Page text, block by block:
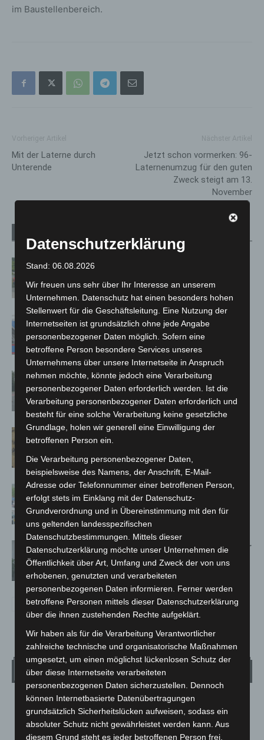
im Baustellenbereich.
Mit der Laterne durch
Unterende
Jetzt schon vormerken: 96-
Laternenumzug für den guten
Zweck steigt am 13.
November
Region Hannover: 21 neue
Kreuz
Mann läuft mit Hockeyschläger über
A7 – Polizei sucht Zeugen
Hannover: Polizei stoppt 166
Trunkenheitsfahrten bei
Großkontrolle
Hannover Klassik Open Air 2026:
Blaulichtmeile Langenhagen 2026:
Polizei, Feuerwehr und Rettung
hautnah erleben
Hannover: Polizei setzt Gaming-Koffer
für Prävention ein
Wetter
LANGENHAGEN
Klarer Himmel
22.7
Datenschutzerklärung
Stand: 06.08.2026
Wir freuen uns sehr über Ihr Interesse an unserem
Unternehmen. Datenschutz hat einen besonders hohen
Stellenwert für die Geschäftsleitung. Eine Nutzung der
Internetseiten ist grundsätzlich ohne jede Angabe
personenbezogener Daten möglich. Sofern eine
betroffene Person besondere Services unseres
Unternehmens über unsere Internetseite in Anspruch
nehmen möchte, könnte jedoch eine Verarbeitung
personenbezogener Daten erforderlich werden. Ist die
Verarbeitung personenbezogener Daten erforderlich und
besteht für eine solche Verarbeitung keine gesetzliche
Grundlage, holen wir generell eine Einwilligung der
betroffenen Person ein.
Die Verarbeitung personenbezogener Daten,
beispielsweise des Namens, der Anschrift, E-Mail-
Adresse oder Telefonnummer einer betroffenen Person,
erfolgt stets im Einklang mit der Datenschutz-
Grundverordnung und in Übereinstimmung mit den für
uns geltenden landesspezifischen
Datenschutzbestimmungen. Mittels dieser
Datenschutzerklärung möchte unser Unternehmen die
Öffentlichkeit über Art, Umfang und Zweck der von uns
erhobenen, genutzten und verarbeiteten
personenbezogenen Daten informieren. Ferner werden
betroffene Personen mittels dieser Datenschutzerklärung
über die ihnen zustehenden Rechte aufgeklärt.
Wir haben als für die Verarbeitung Verantwortlicher
zahlreiche technische und organisatorische Maßnahmen
umgesetzt, um einen möglichst lückenlosen Schutz der
über diese Internetseite verarbeiteten
personenbezogenen Daten sicherzustellen. Dennoch
können Internetbasierte Datenübertragungen
grundsätzlich Sicherheitslücken aufweisen, sodass ein
absoluter Schutz nicht gewährleistet werden kann. Aus
diesem Grund steht es jeder betroffenen Person frei,